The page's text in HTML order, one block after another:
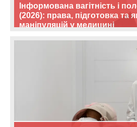
Інформована вагітність і
(2026): права, підготовка та
маніпуляцій у медицині